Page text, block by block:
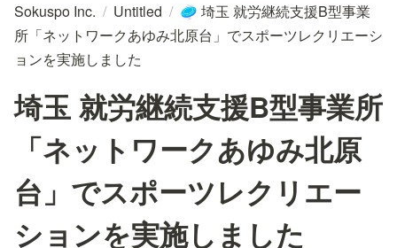
Sokuspo Inc. / Untitled / 🥏 埼玉 就労継続支援B型事業
所「ネットワークあゆみ北原台」でスポーツレクリエーシ
ョンを実施しました
埼玉 就労継続支援B型事業所
「ネットワークあゆみ北原
台」でスポーツレクリエー
ションを実施しました